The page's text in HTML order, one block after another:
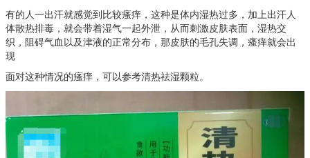
有的人一出汗就感觉到比较瘙痒，这种是体内湿热过多，加上出汗人
体散热排毒，就会带着湿气一起外泄，从而刺激皮肤表面，湿热交
织，阻碍气血以及津液的正常分布，那皮肤的毛孔失调，瘙痒就会出
现
面对这种情况的瘙痒，可以参考清热祛湿颗粒。